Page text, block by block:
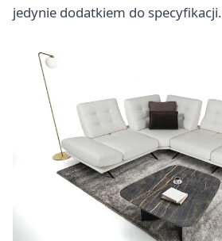
jedynie dodatkiem do specyfikacji.